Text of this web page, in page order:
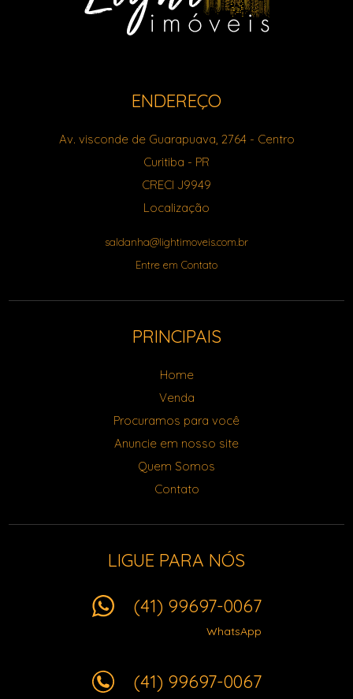
ENDEREÇO
Av. visconde de Guarapuava, 2764- Centro
Curitiba - PR
CRECI J9949
Localização
saldanha@lightimoveis.com.br
Entre em Contato
PRINCIPAIS
Home
Venda
Procuramos para você
Anuncie em nosso site
Quem Somos
Contato
LIGUE PARA NÓS
(41) 99697-0067
WhatsApp
(41) 99697-0067